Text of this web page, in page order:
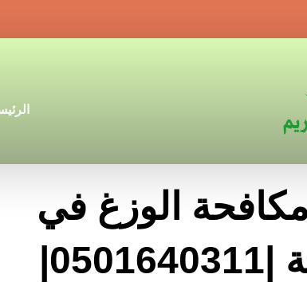
الوزغ في
الشارقة |0501640311|